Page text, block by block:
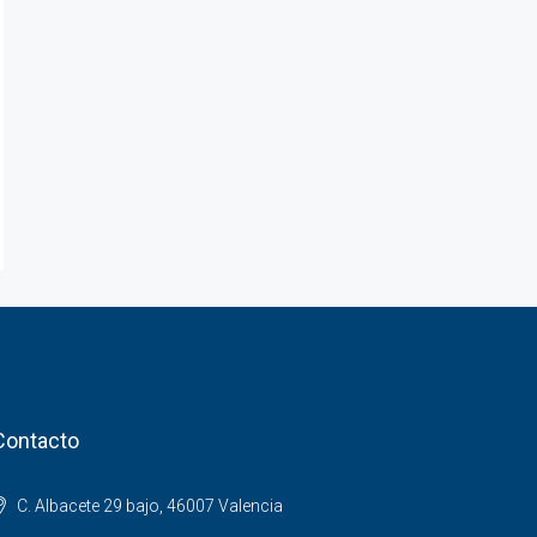
C. Albacete 29 bajo, 46007 Valencia